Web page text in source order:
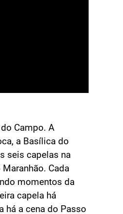
Campo. A
a Basílica do
seis capelas na
Cada
momentos da
capela há
há a cena do Passo